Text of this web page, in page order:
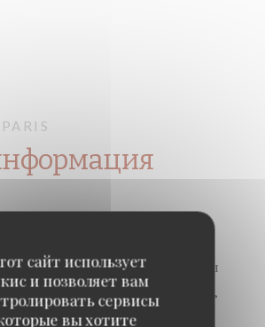
сайт использует
и позволяет вам
сервисы
вы хотите
PARIS
Морепродукты забирают, Рыба и
французская традиционная,